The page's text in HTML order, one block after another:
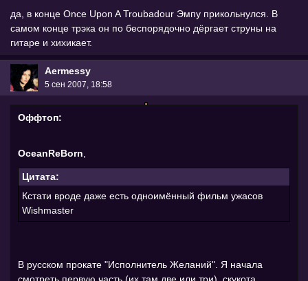
да, в конце Once Upon A Troubadour Эмпу прикольнулся. В
самом конце трэка он по беспорядочно дёргает струны на
гитаре и хихикает.
Aermessy
5 сен 2007, 18:58
Оффтоп:
OceanReBorn
Цитата:
Кстати вроде даже есть одноимённый фильм ужасов
Wishmaster
В русском прокате "Исполнитель Желаний". Я начала
смотреть первую часть (их там две или три), скукота